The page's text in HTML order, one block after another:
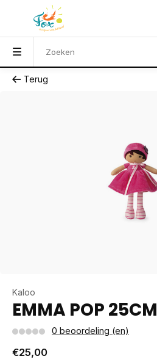
Terug
Kaloo
EMMA POP 25CM
0 beoordeling (en)
€25,00